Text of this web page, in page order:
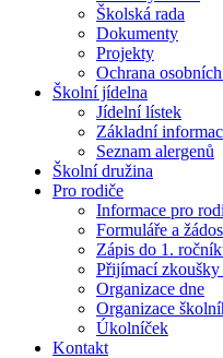
Školská rada
Dokumenty
Projekty
Ochrana
Školní jídelna
Jídelní lístek
Základní
Seznam alergenů
Školní družina
Pro rodiče
Informace pro
Formuláře a
Zápis do 1.
Přijímací zkoušky
Organizace dne
Organizace
Úkolníček
Kontakt